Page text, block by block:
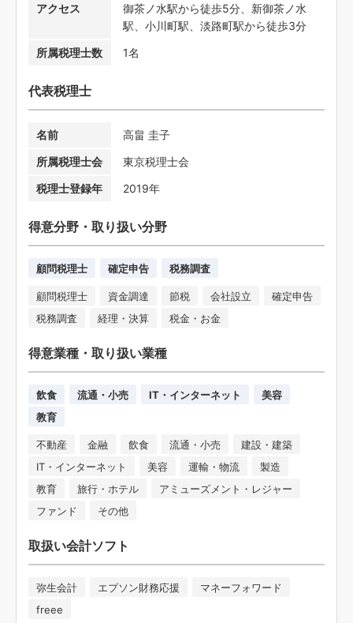
アクセス
御茶ノ水駅から徒歩5分、新御茶ノ水
駅、小川町駅、淡路町駅から徒歩3分
所属税理士数
1名
代表税理士
名前
高畠 圭子
所属税理士会
東京税理士会
税理士登録年
2019年
得意分野・取り扱い分野
顧問税理士 確定申告 税務調査
顧問税理士 資金調達 節税 会社設立
確定申告
税務調査
経理・決算 税金・お金
得意業種・取り扱い業種
飲食 流通・小売 IT・インターネット
美容
教育
不動産 金融 飲食 流通・小売
建設・建築
IT・インターネット
美容 運輸・物流
製造
教育
旅行・ホテル
アミューズメント・レジャー
ファンド
その他
取扱い会計ソフト
弥生会計 エプソン財務応援
マネーフォワード
freee